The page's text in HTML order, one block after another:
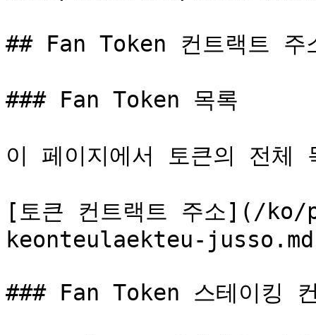
## Fan Token 컨트랙트 주
### Fan Token 목록
이 페이지에서 토큰의 전체
[토큰 컨트랙트 주소](/
keonteulaekteu-
### Fan Token 스테이킹